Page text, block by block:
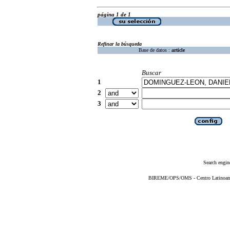
página 1 de 1
Refinar la búsqueda
Base de datos : article
Buscar
1
2
3
Search
BIREME/OPS/OMS - Centro